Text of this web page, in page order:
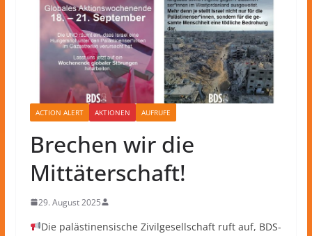
ACTION ALERT AKTIONEN AUFRUFE
Brechen wir die
Mittäterschaft!
29. August 2025
Die palästinensische Zivilgesellschaft ruft auf, BDS-